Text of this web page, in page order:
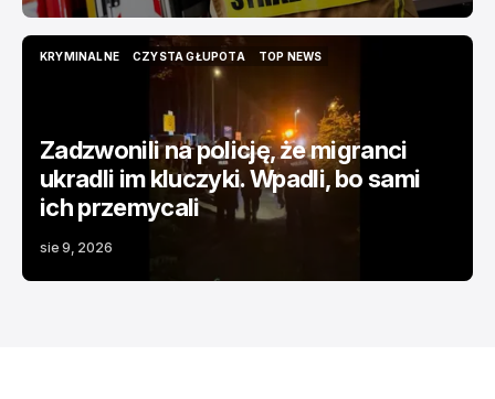
KRYMINALNE
CZYSTA GŁUPOTA
CZYSTA GŁUPOTA
TOP NEWS
Zadzwonili na policję, że migranci
ukradli im kluczyki. Wpadli, bo sami
ich przemycali
sie 9, 2026